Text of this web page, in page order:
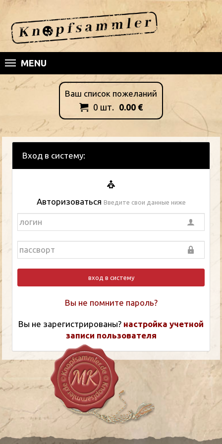
MENU
Ваш список пожеланий
 0 шт. 0.00 €
Вход в систему:
Авторизоваться Введите свои данные ниже
вход в систему
Вы не помните пароль?
Вы не зарегистрированы? настройка учетной
записи пользователя